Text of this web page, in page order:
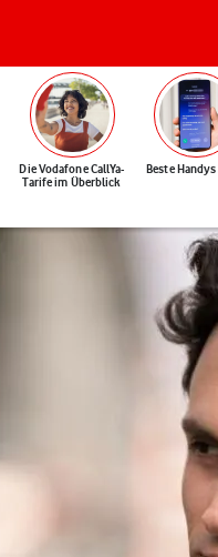
Die Vodafone CallYa-
Tarife im Überblick
Beste